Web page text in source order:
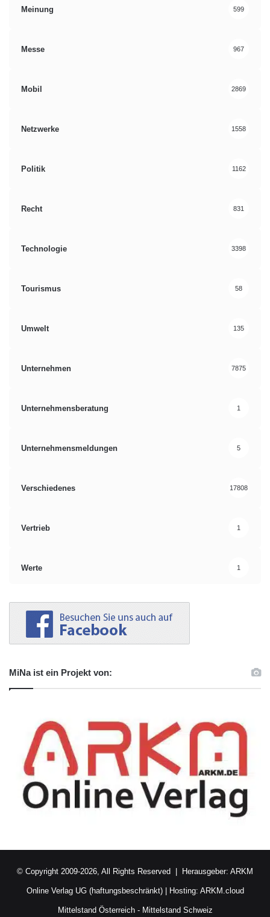
Meinung 599
Messe 967
Mobil 2869
Netzwerke 1558
Politik 1162
Recht 831
Technologie 3398
Tourismus 58
Umwelt 135
Unternehmen 7875
Unternehmensberatung 1
Unternehmensmeldungen 5
Verschiedenes 17808
Vertrieb 1
Werte 1
MiNa ist ein Projekt von:
© Copyright 2009-2026, All Rights Reserved | Herausgeber: ARKM
Online Verlag UG (haftungsbeschränkt)| Hosting: ARKM.cloud
Mittelstand Österreich- Mittelstand Schweiz